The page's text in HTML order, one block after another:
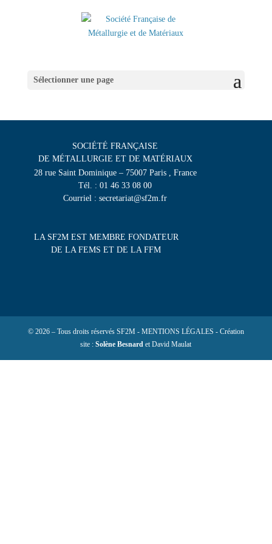
Sélectionner une page
SOCIÉTÉ FRANÇAISE
DE MÉTALLURGIE ET DE MATÉRIAUX
28 rue Saint Dominique – 75007 Paris , France
Tél. : 01 46 33 08 00
Courriel : secretariat@sf2m.fr
LA SF2M EST MEMBRE FONDATEUR
DE LA FEMS ET DE LA FFM
© 2026 – Tous droits réservés SF2M - MENTIONS LÉGALES - Création
site :Solène Besnard et David Maulat